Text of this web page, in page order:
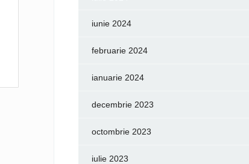
iunie 2024
februarie 2024
ianuarie 2024
decembrie 2023
octombrie 2023
iulie 2023